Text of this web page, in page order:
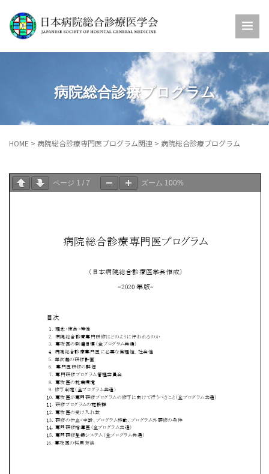
病院総合診療プログラム
HOME > 病院総合診療専門医プログラム関連 > 病院総合診療プログラム
ページ 1 / 7 ズーム 100%